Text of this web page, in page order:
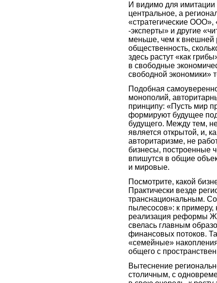
И видимо для имитации
центральное, а
«стратегические ООО»,
-эксперты» и другие
меньше, чем к внешней
общественность,
здесь растут «как
в свободные
свободной экономики»
Подобная
монополий,
принципу: «Пусть мир
формируют будущее
будущего. Между тем,
является открытой, и,
авторитаризме, не
бизнесы, построенные
впишутся в общие
и мировые.
Посмотрите, какой
Практически везде
транснациональным.
пылесосов»: к примеру,
реализация реформы
свелась главным
финансовых потоков.
«семейные»
общего с
Вытеснение
столичным, с